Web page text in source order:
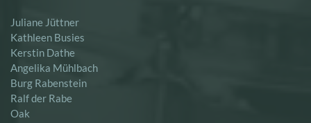
Juliane Jüttner
Kathleen Busies
Kerstin Dathe
Angelika Mühlbach
Burg Rabenstein
Ralf der Rabe
Oak